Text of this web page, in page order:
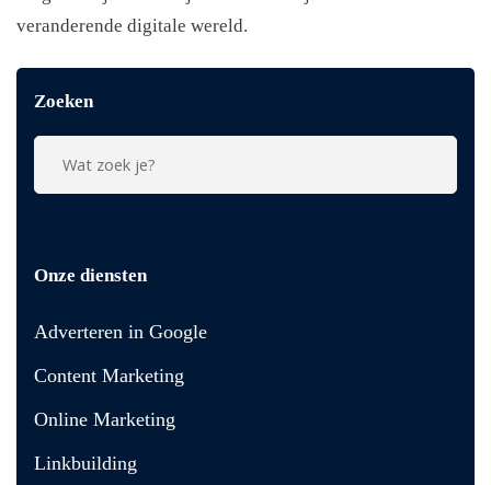
veranderende digitale wereld.
Zoeken
Onze diensten
Adverteren in Google
Content Marketing
Online Marketing
Linkbuilding